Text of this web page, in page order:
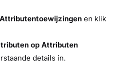
en klik
op Attributen
details in.